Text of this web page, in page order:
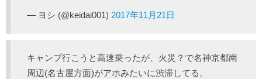
— ヨシ (@keidai001) 2017年11月21日
キャンプ行こうと高速乗ったが、火災？で名神京都南
周辺(名古屋方面)がアホみたいに渋滞してる。